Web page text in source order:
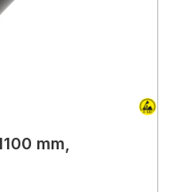
mm,